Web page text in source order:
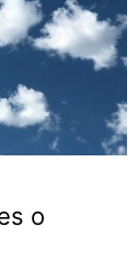
o